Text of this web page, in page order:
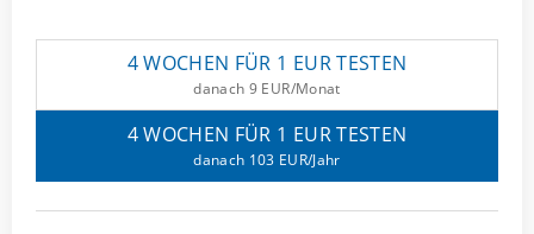
4 WOCHEN FÜR 1 EUR TESTEN
danach 9 EUR/Monat
4 WOCHEN FÜR 1 EUR TESTEN
danach 103 EUR/Jahr